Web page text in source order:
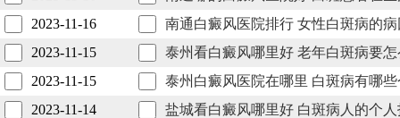
2023-11-16
南通白癜风医院排行 女性白斑病的
2023-11-15
泰州看白癜风哪里好 老年白斑病要
2023-11-15
泰州白癜风医院在哪里 白斑病有哪些
2023-11-14
盐城看白癜风哪里好 白斑病人的个